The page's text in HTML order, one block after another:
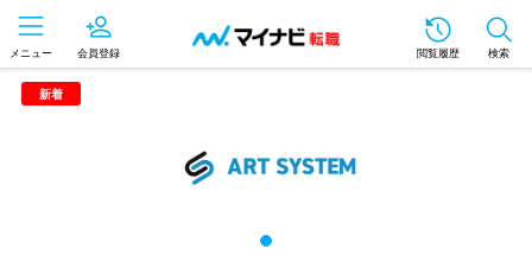
メニュー 会員登録 閲覧履歴 検索
新着